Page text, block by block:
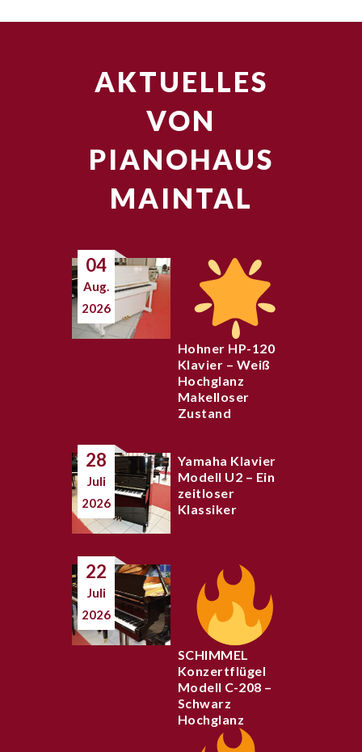
AKTUELLES
VON
PIANOHAUS
MAINTAL
04
Aug.
2026
Hohner HP-120
Klavier – Weiß
Hochglanz
Makelloser
Zustand
28
Juli
2026
Yamaha Klavier
Modell U2 – Ein
zeitloser
Klassiker
22
Juli
2026
SCHIMMEL
Konzertflügel
Modell C-208 –
Schwarz
Hochglanz